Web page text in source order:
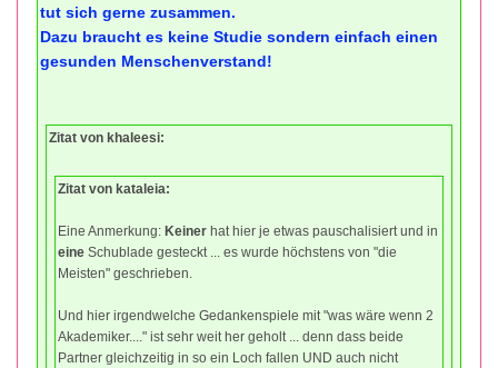
tut sich gerne zusammen.
Dazu braucht es keine Studie sondern einfach einen
gesunden Menschenverstand!
Zitat von khaleesi:
Zitat von kataleia:
Eine Anmerkung: Keiner hat hier je etwas pauschalisiert und in
eine Schublade gesteckt ... es wurde höchstens von "die
Meisten" geschrieben.
Und hier irgendwelche Gedankenspiele mit "was wäre wenn 2
Akademiker...." ist sehr weit her geholt ... denn dass beide
Partner gleichzeitig in so ein Loch fallen UND auch nicht